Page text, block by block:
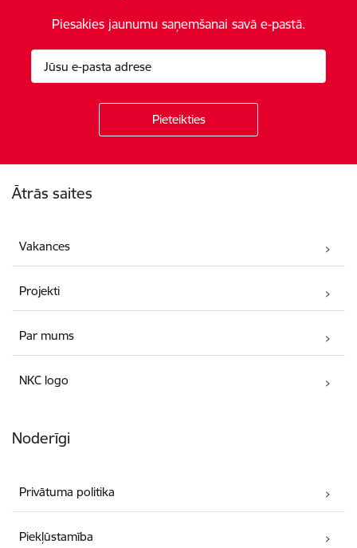
Piesakies jaunumu saņemšanai savā e-pastā.
Ātrās saites
Vakances
Projekti
Par mums
NKC logo
Noderīgi
Privātuma politika
Piekļūstamība